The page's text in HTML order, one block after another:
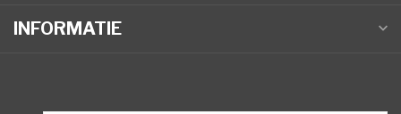
INFORMATIE